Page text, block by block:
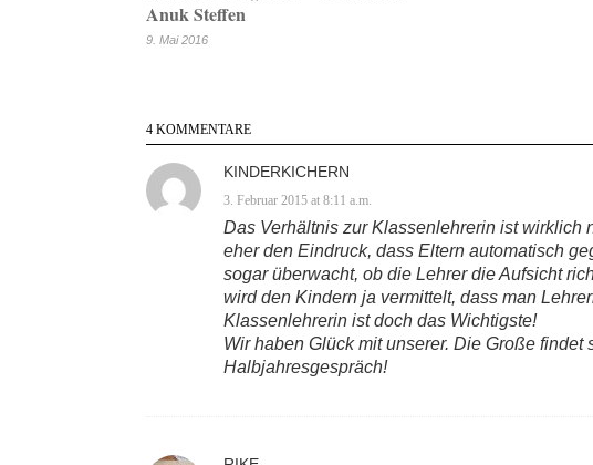
Anuk Steffen
9. Mai 2016
4 KOMMENTARE
KINDERKICHERN
3. Februar 2015 at 8:11 a.m.
Das Verhältnis zur Klassenlehrerin ist wirklich
eher den Eindruck, dass Eltern automatisch
sogar überwacht, ob die Lehrer die Aufsicht
wird den Kindern ja vermittelt, dass man
Klassenlehrerin ist doch das Wichtigste!
Wir haben Glück mit unserer. Die Große
Halbjahresgespräch!